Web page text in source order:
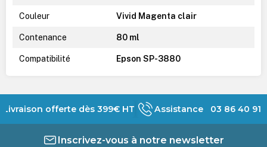
Couleur Vivid Magenta clair
Contenance 80 ml
Compatibilité Epson SP-3880
Livraison offerte dès 399€ HT Assistance 03 86 40 91
Inscrivez-vous à notre newsletter